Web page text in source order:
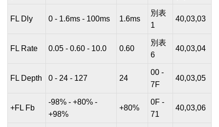
FL Dly 0 - 1.6ms - 100ms 1.6ms
別表
1
40,03,03
FL Rate 0.05 - 0.60 - 10.0 0.60
別表
6
40,03,04
FL Depth 0 - 24 - 127 24
00 -
7F
40,03,05
+FL Fb
-98% - +80% -
+98%
+80%
0F -
71
40,03,06